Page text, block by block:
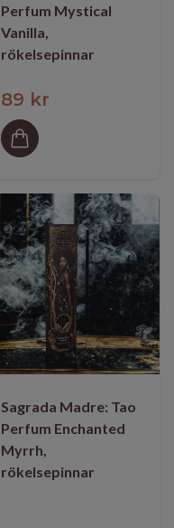
Perfum Mystical
Vanilla,
rökelsepinnar
89 kr
Sagrada Madre: Tao
Perfum Enchanted
Myrrh,
rökelsepinnar